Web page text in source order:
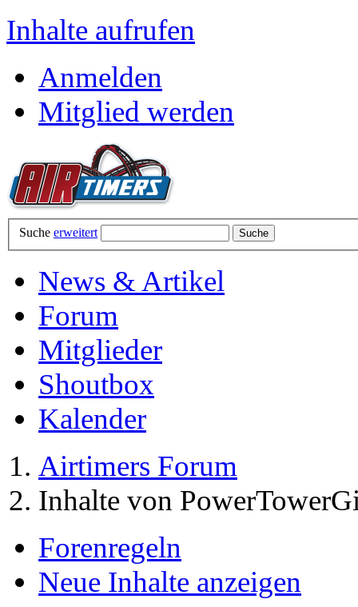
Inhalte aufrufen
Anmelden
Mitglied werden
Suche erweitert
News & Artikel
Forum
Mitglieder
Shoutbox
Kalender
Airtimers Forum
Inhalte von
Forenregeln
Neue Inhalte anzeigen